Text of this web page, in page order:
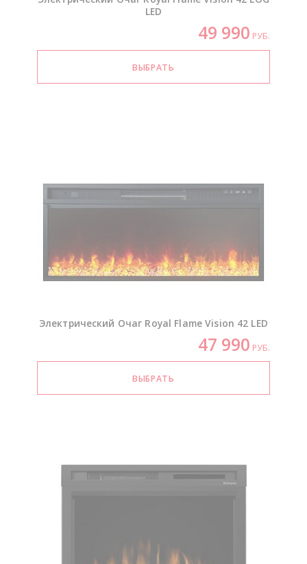
LED
49 990 РУБ.
Электрический Очаг Royal Flame Vision 42 LED
47 990 РУБ.